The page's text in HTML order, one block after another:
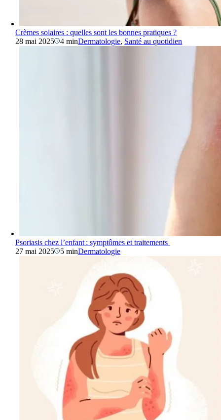
Crèmes solaires : quelles sont les bonnes pratiques ?
28 mai 2025
4 minDermatologie, Santé au quotidien
Psoriasis chez l’enfant : symptômes et traitements
27 mai 2025
5 minDermatologie